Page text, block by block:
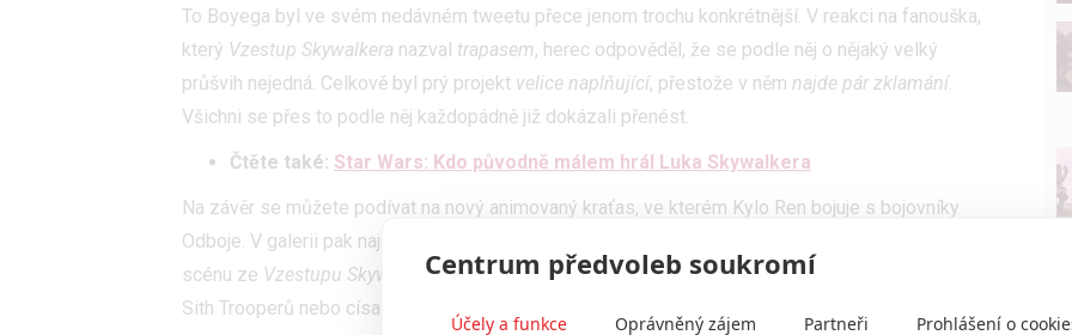
To Boyega byl ve svém nedávném tweetu přece jenom trochu konkrétnější. V reakci na fanouška,
který Vzestup Skywalkera nazval trapasem, herec odpověděl, že se podle něj o nějaký velký
průšvih nejedná. Celkově byl prý projekt velice naplňující, přestože v něm najde pár zklamání.
Všichni se přes to podle něj každopádně již dokázali přenést.
Čtěte také: Star Wars: Kdo původně málem hrál Luka Skywalkera
Na závěr se můžete podívat na nový animovaný kraťas, ve kterém Kylo Ren bojuje s bojovníky
Odboje. V galerii pak najdete hned celou řadu nových obrázků, které zachycují natáčení poslední
scénu ze Vzestupu Skywalkeraa souboj Leiy s Lukem a detailní pohled na zbraně elitních vojáků
Sith Trooperů nebo císaře Palpatina.
Centrum předvoleb soukromí
Účely a funkce Oprávněný zájem Partneři Prohlášení o